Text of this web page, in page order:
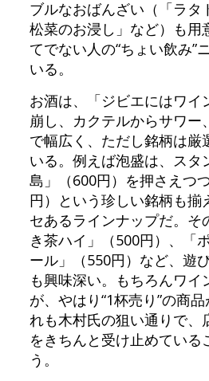
ブルなおばんざい（「ラタ
松菜のお浸し」など）も用
てでない人の“ちょい飲み”
いる。
お酒は、「ジビエにはワイ
崩し、カクテルからサワー
で幅広く、ただし銘柄は厳
いる。例えば泡盛は、スタ
島」（600円）を押さえつ
円）という珍しい銘柄も揃
セあるラインナップだ。そ
き茶ハイ」（500円）、「
ール」（550円）など、遊
も興味深い。もちろんワイ
が、やはり“1杯売り”の商
れも木村氏の狙い通りで、
をきちんと受け止めている
う。